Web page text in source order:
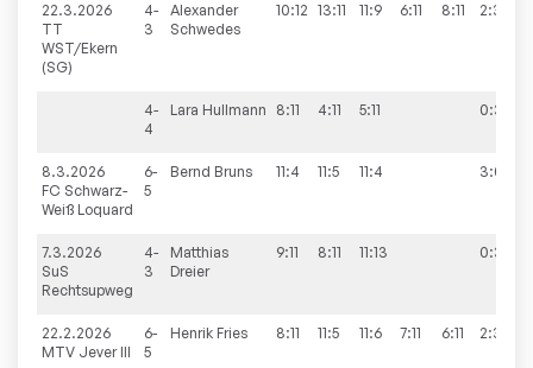
22.3.2026
TT
WST/Ekern
(SG)
4-
3
Alexander
Schwedes
10:12 13:11 11:9 6:11 8:11 2:3
4-
4
Lara Hullmann 8:11 4:11 5:11 0:3
8.3.2026
FC Schwarz-
Weiß Loquard
6-
5
Bernd Bruns 11:4 11:5 11:4 3:0
7.3.2026
SuS
Rechtsupweg
4-
3
Matthias
Dreier
9:11 8:11 11:13 0:3
22.2.2026
MTV Jever III
6-
5
Henrik Fries 8:11 11:5 11:6 7:11 6:11 2:3